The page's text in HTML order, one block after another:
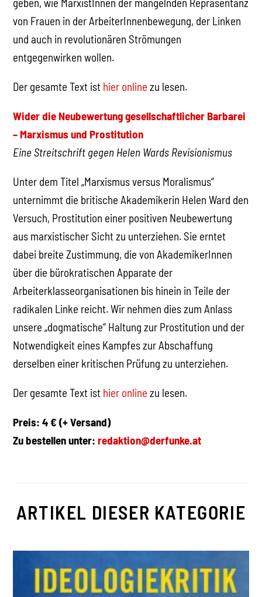
von Frauen in der ArbeiterInnenbewegung, der Linken
und auch in revolutionären Strömungen
entgegenwirken wollen.
Der gesamte Text ist hier online zu lesen.
Wider die Neubewertung gesellschaftlicher Barbarei
– Marxismus und Prostitution
Eine Streitschrift gegen Helen Wards Revisionismus
Unter dem Titel „Marxismus versus Moralismus“
unternimmt die britische Akademikerin Helen Ward den
Versuch, Prostitution einer positiven Neubewertung
aus marxistischer Sicht zu unterziehen. Sie erntet
dabei breite Zustimmung, die von AkademikerInnen
über die bürokratischen Apparate der
Arbeiterklasseorganisationen bis hinein in Teile der
radikalen Linke reicht. Wir nehmen dies zum Anlass
unsere „dogmatische“ Haltung zur Prostitution und der
Notwendigkeit eines Kampfes zur Abschaffung
derselben einer kritischen Prüfung zu unterziehen.
Der gesamte Text ist hier online zu lesen.
Preis: 4 € (+ Versand)
Zu bestellen unter:redaktion@derfunke.at
ARTIKEL DIESER KATEGORIE